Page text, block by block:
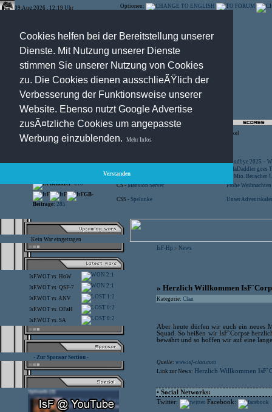
Cookies helfen bei der Bereitstellung unserer
Dienste. Mit Nutzung unserer Dienste
stimmen Sie unserer Nutzung von Cookies
zu. Die Cookies dienen ausschlieÃŸlich der
Verbesserung der Funktionsweise unserer
Website. Ebenso nutzt Google Advertise
zusÃ¤tzliche Cookies um angepasste
Werbung einzublenden.
Mehr Infos
Verstanden
09.Aug.2026 , 12:19 Uhr Optionen:
Artikel
Besucher:44457319 CS -SniperWar Server
Goodbye 2025 –
SofaDaddler goes
CS -FunYard
40 Mio. Beuscher
Benutzer: 618 CS -Mansion Server
Frohe
GB-
Beiträge: 285
CSS - Spelunke Unser
Kein War eingetragen
IsF.WOT vs. HoW 2:1
IsF.WOT vs. QSF-7 2:1
IsF.WOT vs.ANV 1:2
IsF.WOT vs. OFaH 0:2
IsF.WOT vs. SA 0:2
- Zur Sponsor Section -
IsF-Hp > News
» Herzlich Willkommen
Kategorie: Clan
Aber heute dürfen wir euch ein neues
Squad. So heißen wir IsF`Corpse
bewährt und so hoffen wir auf eine
Quelle: www.isf-clan.com
Link zur News: Herzlich Willkommen
• Social Networks:
Twitter:
Facebook: